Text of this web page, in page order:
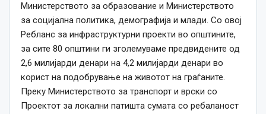
Министерството за образование и Министерството
за социјална политика, демографија и млади. Со овој
Ребланс за инфраструктурни проекти во општините,
за сите 80 општини ги зголемуваме предвидените од
2,6 милијарди денари на 4,2 милијарди денари во
корист на подобрување на животот на граѓаните.
Преку Министерството за транспорт и врски со
Проектот за локални патишта сумата со ребаланост